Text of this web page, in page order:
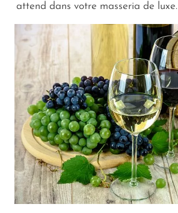
attend dans votre masseria de luxe.